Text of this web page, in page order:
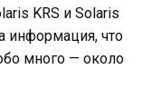
KRS и Solaris
информация, что
много — около